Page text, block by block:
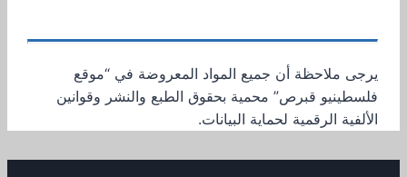
يرجى ملاحظة أن جميع المواد المعروضة في “موقع
فلسطينيو قبرص” محمية بحقوق الطبع والنشر وقوانين
الألفية الرقمية لحماية البيانات.